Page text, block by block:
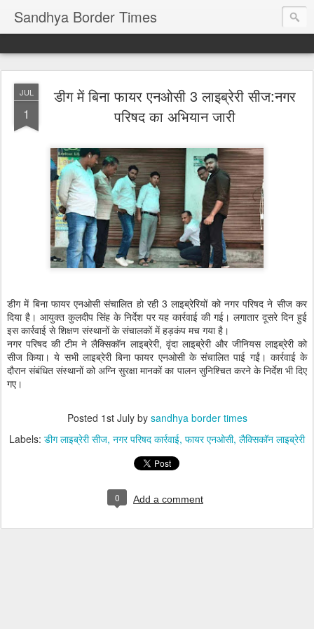
Sandhya Border Times
JUL
1
डीग में बिना फायर एनओसी 3 लाइब्रेरी सीज:नगर
परिषद का अभियान जारी
डीग में बिना फायर एनओसी संचालित हो रही 3 लाइब्रेरियों को नगर परिषद ने सीज कर
दिया है। आयुक्त कुलदीप सिंह के निर्देश पर यह कार्रवाई की गई। लगातार दूसरे दिन हुई
इस कार्रवाई से शिक्षण संस्थानों के संचालकों में हड़कंप मच गया है।
नगर परिषद की टीम ने लैक्सिकॉन लाइब्रेरी, वृंदा लाइब्रेरी और जीनियस लाइब्रेरी को
सीज किया। ये सभी लाइब्रेरी बिना फायर एनओसी के संचालित पाई गईं। कार्रवाई के
दौरान संबंधित संस्थानों को अग्नि सुरक्षा मानकों का पालन सुनिश्चित करने के निर्देश भी दिए
गए।
Posted 1st Julyby sandhya border times
Labels: डीग लाइब्रेरी सीज नगर परिषद कार्रवाई फायर एनओसी लैक्सिकॉन लाइब्रेरी
0 Add a comment